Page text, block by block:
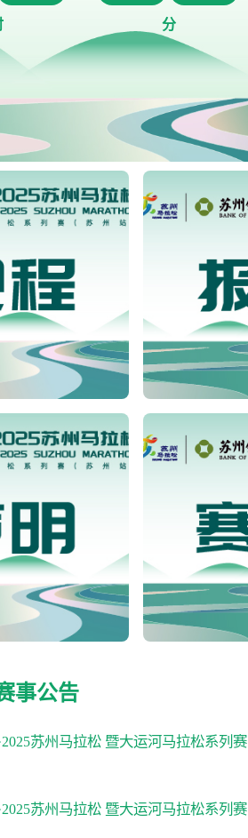
分
事公告
苏州马拉松 暨大运河马拉松系列
苏州马拉松 暨大运河马拉松系列